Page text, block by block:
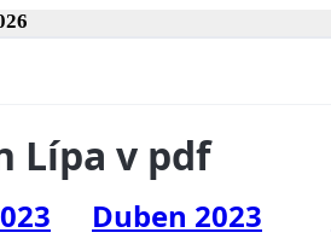
Lípa v pdf
Duben 2023